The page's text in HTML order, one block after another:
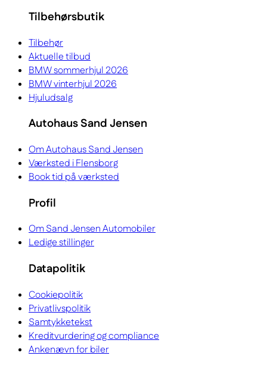
Tilbehørsbutik
Tilbehør
Aktuelle tilbud
BMW sommerhjul 2026
BMW vinterhjul 2026
Hjuludsalg
Autohaus Sand Jensen
Om Autohaus Sand Jensen
Værksted i Flensborg
Book tid på værksted
Profil
Om Sand Jensen Automobiler
Ledige stillinger
Datapolitik
Cookiepolitik
Privatlivspolitik
Samtykketekst
Kreditvurdering og compliance
Ankenævn for biler